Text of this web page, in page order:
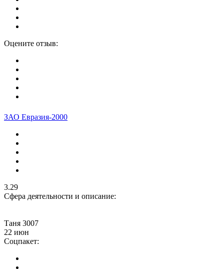
Оцените отзыв:
ЗАО Евразия-2000
3.29
Сфера деятельности и описание:
Таня 3007
22 июн
Соцпакет: